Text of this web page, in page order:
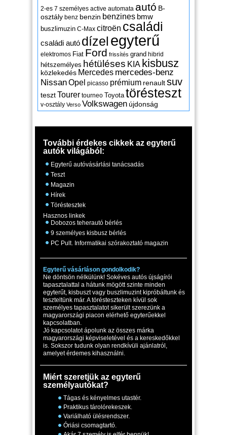
2-es 7 személyes active automata autó B-
osztály benz benzin benzines bmw
buszlimuzin C-Max citroën családi
családi autó dízel egyterű
elektromos Fiat Ford frissítés grand hibrid
hétszemélyes hétüléses KIA kisbusz
közlekedés Mercedes mercedes-benz
NissanOpel picasso prémium renaultsuv
tesztTourer tourneo Toyota törésteszt
v-osztály Verso Volkswagen újdonság
További érdekes cikkek az egyterű
autók világából:
Egyterű autóvásárlási tanácsadás
Teszt
Magazin
Hírek
Töréstesztek
Hasznos linkek
Dobozos teherautó bérlés
9 személyes kisbusz bérlés
PC Pult. Informatikai szórakoztató magazin
Egyterű vásárláson gondolkodik?
Ne döntsön nélkülünk! Sokéves autós újságírói
tapasztalattal a hátunk mögött szinte minden
egyterűt, kisbuszt vagy buszlimuzint kipróbáltunk és
teszteltünk már. A törésteszteken kívül sok
személyes tapasztalatot sikerült szerezünk a
magyarországi piacon elérhető egyterűekkel
kapcsolatban.
Jó kapcsolatot ápolunk az összes márka
magyarországi képviseletével és a kereskedőkkel
is. Sokszor tudunk olyan rendkívüli ajánlatról,
amelyet érdemes kihasználni.
Miért szeretjük az egyterű
személyautókat?
Tágas és kényelmes utastér.
Praktikus tárolórekeszek.
Variálható ülésrendszer.
Óriási csomagtartó.